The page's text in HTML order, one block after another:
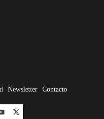
Newsletter Contacto